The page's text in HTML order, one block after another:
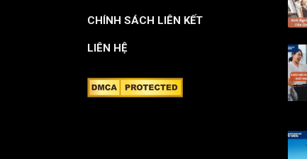
CHÍNH SÁCH LIÊN KẾT
LIÊN HỆ